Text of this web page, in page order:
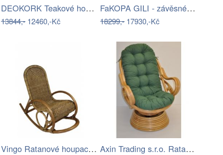
DEOKORK Teakové houpací křeslo STEFANO
13844,- 12460,-Kč
FaKOPA GILI - závěsné křeslo Valentina…
18299,-17930,-Kč
Vingo Ratanové houpací křeslo - hnědé Axin Trading s.r.o. Ratanové houpací…